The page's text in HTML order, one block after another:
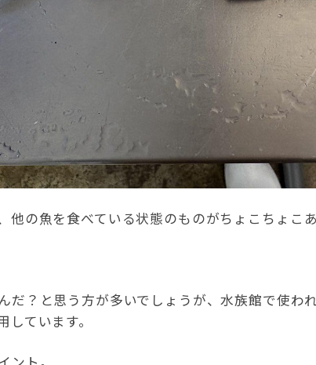
他の魚を食べている状態のものがちょこちょこあ
だ？と思う方が多いでしょうが、水族館で使わ
しています。